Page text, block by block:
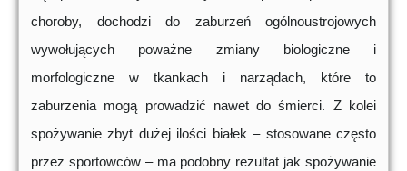
choroby, dochodzi do zaburzeń ogólnoustrojowych
wywołujących poważne zmiany biologiczne i
morfologiczne w tkankach i narządach, które to
zaburzenia mogą prowadzić nawet do śmierci. Z kolei
spożywanie zbyt dużej ilości białek – stosowane często
przez sportowców – ma podobny rezultat jak spożywanie